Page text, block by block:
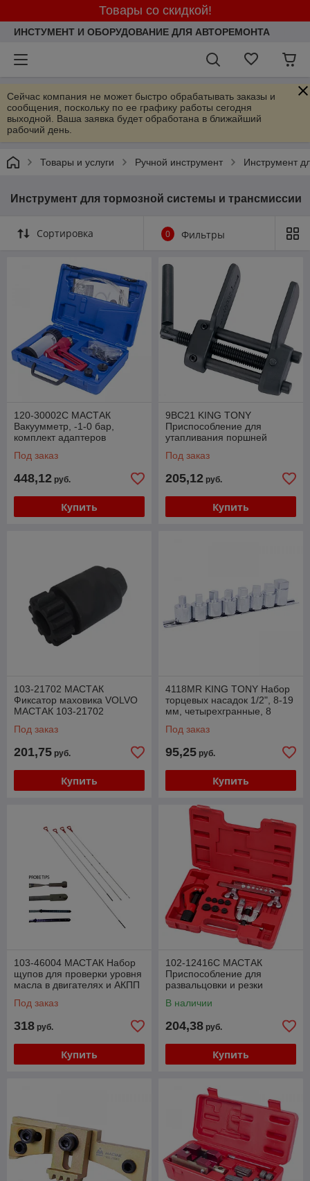
Товары со скидкой!
ИНСТУМЕНТ И ОБОРУДОВАНИЕ ДЛЯ АВТОРЕМОНТА
Сейчас компания не может быстро обрабатывать заказы и
сообщения, поскольку по ее графику работы сегодня
выходной. Ваша заявка будет обработана в ближайший
рабочий день.
Товары и услуги Ручной инструмент Инструмент
Инструмент для тормозной системы и трансмиссии
Сортировка 0 Фильтры
120-30002C МАСТАК
Вакуумметр, -1-0 бар,
комплект адаптеров
Под заказ
448,12 руб.
Купить
9BC21 KING TONY
Приспособление для
утапливания поршней
TONY 9BC21
Под заказ
205,12 руб.
Купить
103-21702 МАСТАК
Фиксатор маховика VOLVO
МАСТАК 103-21702
Под заказ
201,75 руб.
Купить
4118MR KING TONY Набор
торцевых насадок 1/2", 8-19
мм, четырехгранные, 8
4118MR
Под заказ
95,25 руб.
Купить
103-46004 МАСТАК Набор
щупов для проверки уровня
масла в двигателях и АКПП
103-46004
Под заказ
318 руб.
Купить
102-12416C МАСТАК
Приспособление для
развальцовки и резки
мм, кейс, 10 предметов
В наличии
204,38 руб.
Купить